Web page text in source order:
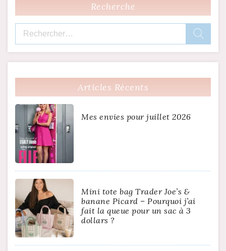
Recherche
Rechercher :
Articles Récents
Mes envies pour juillet 2026
Mini tote bag Trader Joe’s &
banane Picard – Pourquoi j’ai
fait la queue pour un sac à 3
dollars ?